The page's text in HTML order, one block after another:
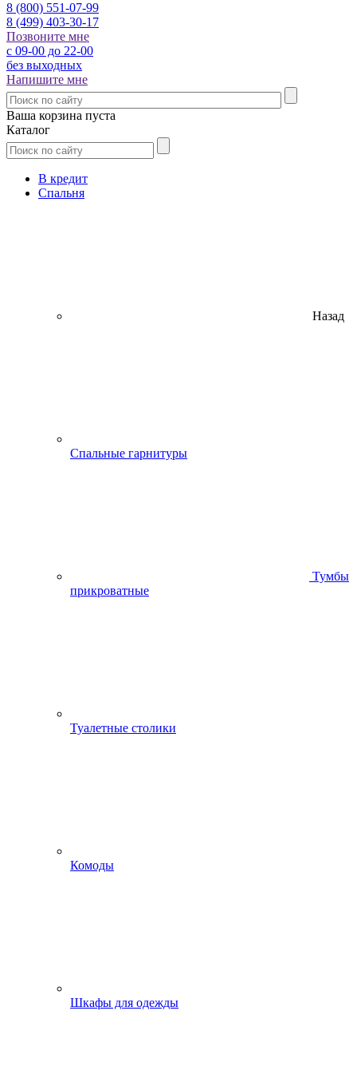
8 (800) 551-07-99
8 (499) 403-30-17
Позвоните мне
с 09-00 до 22-00
без выходных
Напишите мне
Ваша корзина пуста
Каталог
В кредит
Спальня
Назад
Спальные гарнитуры
Тумбы
прикроватные
Туалетные столики
Комоды
Шкафы для одежды